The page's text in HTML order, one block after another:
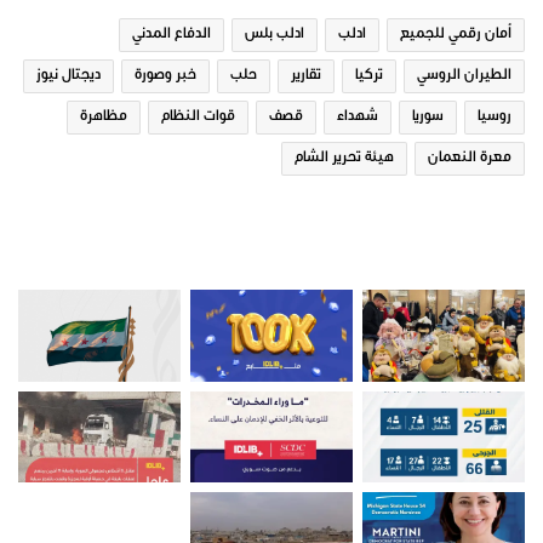
مشروبات رمضانية في ريف ادلب
تقارير
أمان رقمي للجميع ادلب ادلب بلس الدفاع المدني
الطيران الروسي تركيا تقارير حلب خبر وصورة ديجتال نيوز
روسيا سوريا شهداء قصف قوات النظام مظاهرة
معرة النعمان هيئة تحرير الشام